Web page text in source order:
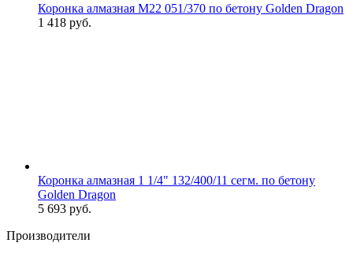
Коронка алмазная М22 051/370 по бетону Golden Dragon
1 418 руб.
Коронка алмазная 1 1/4" 132/400/11 сегм. по бетону
Golden Dragon
5 693 руб.
Производители